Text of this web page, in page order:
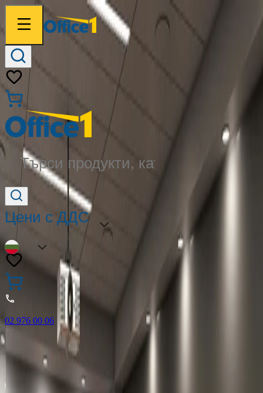
Търси продукти, категории...
Цени с ДДС
BG
02 976 00 06
🎁 Купи 3 продукта с марката Faber-Castell и вземи
най-евтиния БЕЗПЛАТНО! Важи само онлайн до